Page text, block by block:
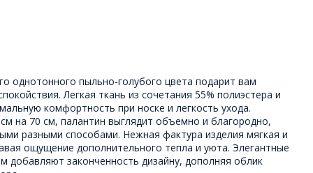
однотонного пыльно-голубого цвета подарит вам
Легкая ткань из сочетания 55% полиэстера и
комфортность при носке и легкость ухода.
на 70 см, палантин выглядит объемно и благородно,
разными способами. Нежная фактура изделия мягкая и
ощущение дополнительного тепла и уюта. Элегантные
добавляют законченность дизайну, дополняя облик